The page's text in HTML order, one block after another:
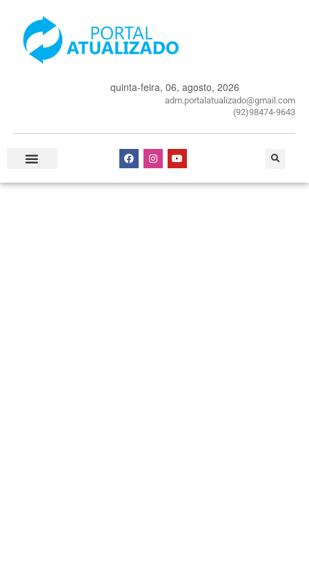
quinta-feira, 06, agosto, 2026
adm.portalatualizado@gmail.com
(92)98474-9643